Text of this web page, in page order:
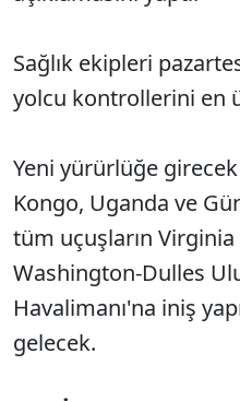
Sağlık ekipleri
yolcu kontrollerini en
Yeni yürürlüğe
Kongo, Uganda ve
tüm uçuşların
Washington-Dulles
Havalimanı'na iniş
gelecek.